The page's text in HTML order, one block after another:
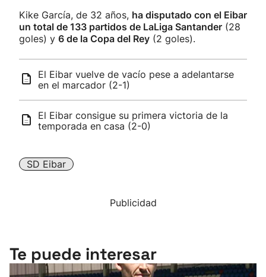
Kike García, de 32 años, ha disputado con el Eibar
un total de 133 partidos de LaLiga Santander (28
goles) y 6 de la Copa del Rey (2 goles).
El Eibar vuelve de vacío pese a adelantarse
en el marcador (2-1)
El Eibar consigue su primera victoria de la
temporada en casa (2-0)
SD Eibar
Publicidad
Te puede interesar